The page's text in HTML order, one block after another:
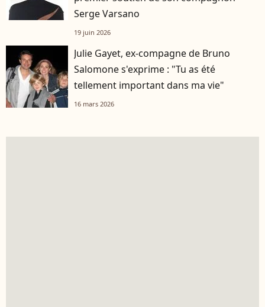
Serge Varsano
19 juin 2026
Julie Gayet, ex-compagne de Bruno
Salomone s'exprime : "Tu as été
tellement important dans ma vie"
16 mars 2026